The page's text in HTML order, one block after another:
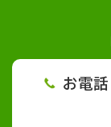
お電話